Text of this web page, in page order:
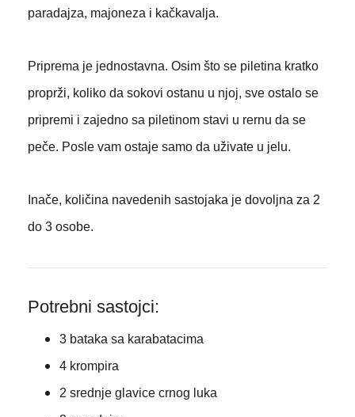
paradajza, majoneza i kačkavalja.
Priprema je jednostavna. Osim što se piletina kratko
proprži, koliko da sokovi ostanu u njoj, sve ostalo se
pripremi i zajedno sa piletinom stavi u rernu da se
peče. Posle vam ostaje samo da uživate u jelu.
Inače, količina navedenih sastojaka je dovoljna za 2
do 3 osobe.
Potrebni sastojci:
3 bataka sa karabatacima
4 krompira
2 srednje glavice crnog luka